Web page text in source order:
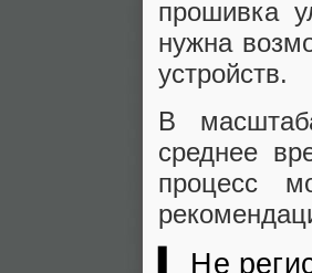
прошивка
нужна
устройств.
В
среднее
процесс
▍ Не